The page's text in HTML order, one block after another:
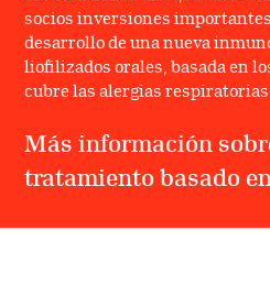
socios inversiones
desarrollo de una nueva
liofilizados orales, basada en
cubre las alergias
Más información
tratamiento basado